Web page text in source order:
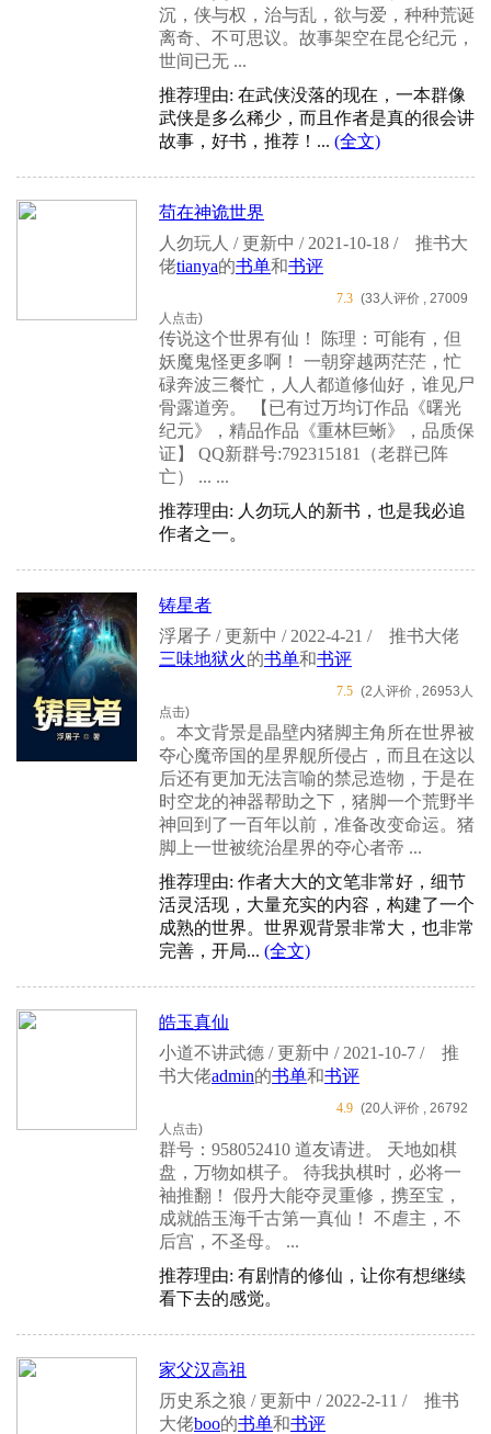
沉，侠与权，治与乱，欲与爱，种种荒诞
离奇、不可思议。故事架空在昆仑纪元，
世间已无 ...
推荐理由: 在武侠没落的现在，一本群像
武侠是多么稀少，而且作者是真的很会讲
故事，好书，推荐！... (全文)
苟在神诡世界
人勿玩人 / 更新中 / 2021-10-18 /
推书大
佬tianya的书单和书评
7.3 (33人评价 , 27009
人点击)
传说这个世界有仙！ 陈理：可能有，但
妖魔鬼怪更多啊！ 一朝穿越两茫茫，忙
碌奔波三餐忙，人人都道修仙好，谁见尸
骨露道旁。 【已有过万均订作品《曙光
纪元》，精品作品《重林巨蜥》，品质保
证】 QQ新群号:792315181（老群已阵
亡） ... ...
推荐理由: 人勿玩人的新书，也是我必追
作者之一。
铸星者
浮屠子 / 更新中 / 2022-4-21 /
推书大佬
三味地狱火的书单和书评
7.5 (2人评价 , 26953人
点击)
。本文背景是晶壁内猪脚主角所在世界被
夺心魔帝国的星界舰所侵占，而且在这以
后还有更加无法言喻的禁忌造物，于是在
时空龙的神器帮助之下，猪脚一个荒野半
神回到了一百年以前，准备改变命运。猪
脚上一世被统治星界的夺心者帝 ...
推荐理由: 作者大大的文笔非常好，细节
活灵活现，大量充实的内容，构建了一个
成熟的世界。世界观背景非常大，也非常
完善，开局... (全文)
皓玉真仙
小道不讲武德 / 更新中 / 2021-10-7 /
推
书大佬admin的书单和书评
4.9 (20人评价 , 26792
人点击)
群号：958052410 道友请进。 天地如棋
盘，万物如棋子。 待我执棋时，必将一
袖推翻！ 假丹大能夺灵重修，携至宝，
成就皓玉海千古第一真仙！ 不虐主，不
后宫，不圣母。 ...
推荐理由: 有剧情的修仙，让你有想继续
看下去的感觉。
家父汉高祖
历史系之狼 / 更新中 / 2022-2-11 /
推书
大佬boo的书单和书评